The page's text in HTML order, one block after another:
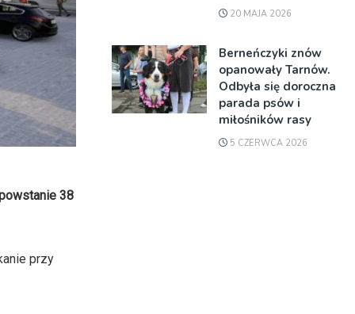
38
przy
20 MAJA 2026
Berneńczyki znów
opanowały Tarnów.
Odbyła się doroczna
parada psów i
miłośników rasy
5 CZERWCA 2026